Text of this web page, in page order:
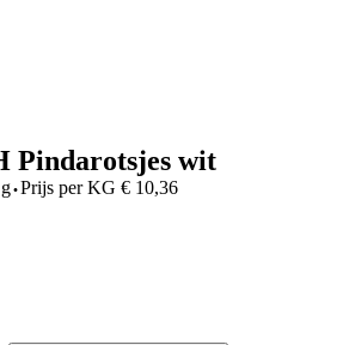
Pindarotsjes wit
·Prijs per KG € 10,36